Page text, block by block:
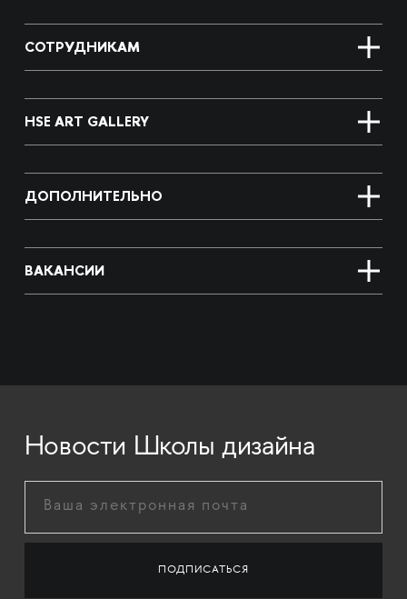
СОТРУДНИКАМ
HSE ART GALLERY
ДОПОЛНИТЕЛЬНО
ВАКАНСИИ
Новости Школы дизайна